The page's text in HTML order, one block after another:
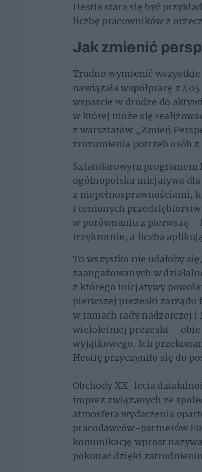
Hestia stara się być
liczbę pracowników z
Jak zmienić
Trudno wymienić
nawiązała współpracę z
wsparcie w drodze do
w której może się
z warsztatów „Zmień
zrozumienia potrzeb osób z
Sztandarowym programem
ogólnopolska inicjatywa
z niepełnosprawnościami,
i cenionych
w porównaniu z pierwszą –
trzykrotnie, a liczba
To wszystko nie udałoby
zaangażowanych w
z którego inicjatywy
pierwszej prezeski
w ramach rady nadzorczej
wieloletniej prezeski – obie
wyjątkowego. Ich
Hestię przyczyniło się do
Obchody XX-lecia
imprez związanych ze
atmosfera wydarzenia
pracodawców-partnerów
komunikację wprost
pokonać dzięki